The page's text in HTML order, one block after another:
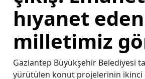
hıyanet
milletimiz
Gaziantep Büyükşehir Belediyesi
yürütülen konut projelerinin ikinci